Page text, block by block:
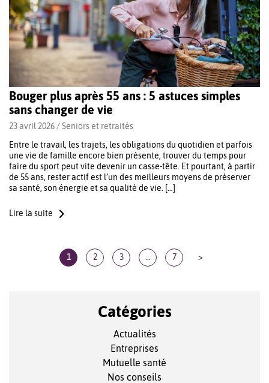
Bouger plus après 55 ans : 5 astuces simples
sans changer de vie
23 avril 2026 /Seniors et retraités
Entre le travail, les trajets, les obligations du quotidien et parfois
une vie de famille encore bien présente, trouver du temps pour
faire du sport peut vite devenir un casse-tête. Et pourtant, à partir
de 55 ans, rester actif est l’un des meilleurs moyens de préserver
sa santé, son énergie et sa qualité de vie. […]
Lire la suite
1 2 3 7 >
Catégories
Actualités
Entreprises
Mutuelle santé
Nos conseils